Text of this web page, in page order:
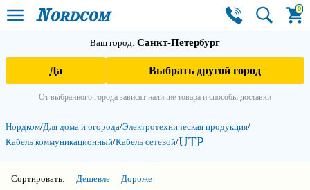
0
Ваш город: Санкт-Петербург
Да Выбрать другой город
От выбранного города зависят наличие товара и способы доставки
Нордком/Для дома и огорода/Электро­техническая продукция/
Кабель коммуникационный/Кабель сетевой/UTP
Сортировать: Дешевле Дороже